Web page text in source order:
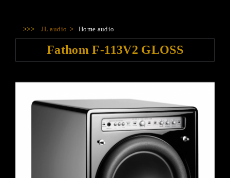
JL audio Home audio
Fathom F-113V2 GLOSS